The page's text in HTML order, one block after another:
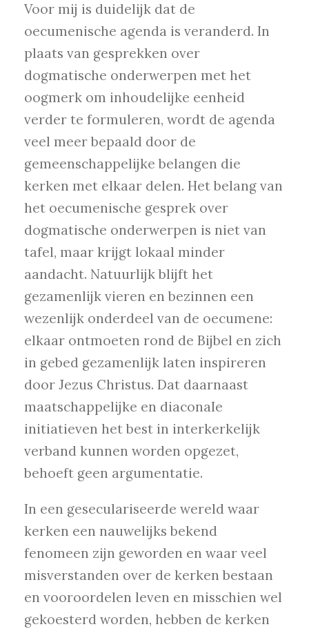
Voor mij is duidelijk dat de
oecumenische agenda is veranderd. In
plaats van gesprekken over
dogmatische onderwerpen met het
oogmerk om inhoudelijke eenheid
verder te formuleren, wordt de agenda
veel meer bepaald door de
gemeenschappelijke belangen die
kerken met elkaar delen. Het belang van
het oecumenische gesprek over
dogmatische onderwerpen is niet van
tafel, maar krijgt lokaal minder
aandacht. Natuurlijk blijft het
gezamenlijk vieren en bezinnen een
wezenlijk onderdeel van de oecumene:
elkaar ontmoeten rond de Bijbel en zich
in gebed gezamenlijk laten inspireren
door Jezus Christus. Dat daarnaast
maatschappelijke en diaconaIe
initiatieven het best in interkerkelijk
verband kunnen worden opgezet,
behoeft geen argumentatie.
In een geseculariseerde wereld waar
kerken een nauwelijks bekend
fenomeen zijn geworden en waar veel
misverstanden over de kerken bestaan
en vooroordelen leven en misschien wel
gekoesterd worden, hebben de kerken